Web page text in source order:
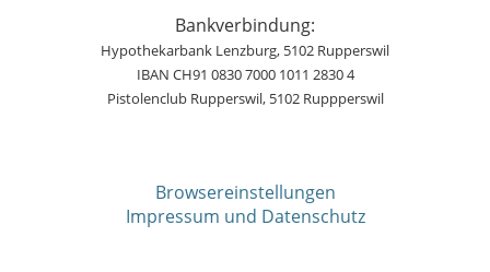
Bankverbindung:
Hypothekarbank Lenzburg, 5102 Rupperswil
IBAN CH91 0830 7000 1011 2830 4
Pistolenclub Rupperswil, 5102 Ruppperswil
Browsereinstellungen
Impressum und Datenschutz